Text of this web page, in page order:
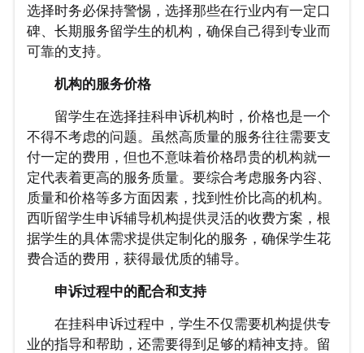
选择时务必保持警惕，选择那些在行业内有一定口
碑、长期服务留学生的机构，确保自己得到专业而
可靠的支持。
机构的服务价格
留学生在选择挂科申诉机构时，价格也是一个
不得不考虑的问题。虽然高质量的服务往往需要支
付一定的费用，但也不意味着价格昂贵的机构就一
定代表着更高的服务质量。要综合考虑服务内容、
质量和价格等多方面因素，找到性价比高的机构。
西听留学生申诉辅导机构提供灵活的收费方案，根
据学生的具体需求提供定制化的服务，确保学生花
费合适的费用，获得最优质的辅导。
申诉过程中的配合和支持
在挂科申诉过程中，学生不仅需要机构提供专
业的指导和帮助，还需要得到足够的精神支持。留